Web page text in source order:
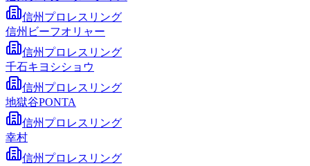
信州プロレスリング
信州ビーフオリャー
信州プロレスリング
千石キヨシショウ
信州プロレスリング
地獄谷PONTA
信州プロレスリング
幸村
信州プロレスリング